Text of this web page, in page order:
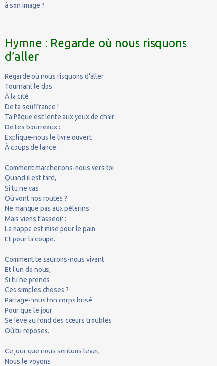
à son image ?
Hymne : Regarde où nous risquons
d’aller
Regarde où nous risquons d’aller
Tournant le dos
À la cité
De ta souffrance !
Ta Pâque est lente aux yeux de chair
De tes bourreaux :
Explique-nous le livre ouvert
À coups de lance.
Comment marcherions-nous vers toi
Quand il est tard,
Si tu ne vas
Où vont nos routes ?
Ne manque pas aux pèlerins
Mais viens t’asseoir :
La nappe est mise pour le pain
Et pour la coupe.
Comment te saurons-nous vivant
Et l’un de nous,
Si tu ne prends
Ces simples choses ?
Partage-nous ton corps brisé
Pour que le jour
Se lève au fond des cœurs troublés
Où tu reposes.
Ce jour que nous sentons lever,
Nous le voyons